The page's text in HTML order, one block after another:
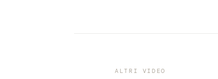
ALTRI VIDEO
condiviso da marcofama